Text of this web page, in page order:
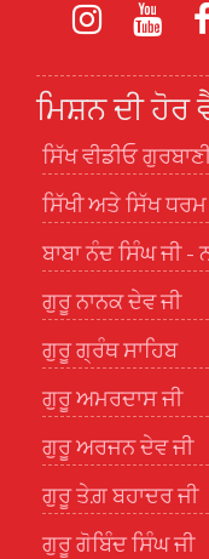
ਮਿਸ਼ਨ ਦੀ ਹੋਰ
ਸਿੱਖ ਵੀਡੀਓ
ਸਿੱਖੀ ਅਤੇ ਸਿੱਖ
ਬਾਬਾ ਨੰਦ ਸਿੰਘ ਜੀ -
ਗੁਰੂ ਨਾਨਕ ਦੇਵ ਜੀ
ਗੁਰੂ ਗ੍ਰੰਥ ਸਾਹਿਬ
ਗੁਰੂ ਅਮਰਦਾਸ ਜੀ
ਗੁਰੂ ਅਰਜਨ ਦੇਵ ਜੀ
ਗੁਰੂ ਤੇਗ਼ ਬਹਾਦਰ ਜੀ
ਗੁਰੂ ਗੋਬਿੰਦ ਸਿੰਘ ਜੀ